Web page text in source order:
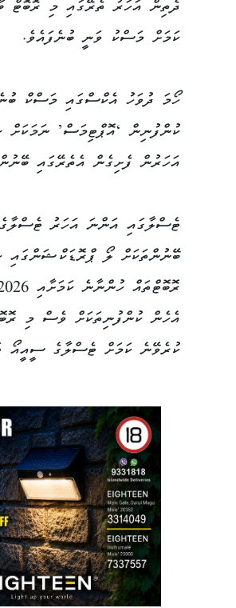
ދެތިން އަހަރު ތެރޭގައި މި ރޮބޮޓް
ކަމަށް މަސްކު ވަނީ ބުނެފައެވެ.
ހޯމަ ދުވަހު އެކްސްގައި މަސްކް
ކުންފުނިން ‘އޮޕްޓިމަސް’
އަހަރުން ފެށިގެން އެތެރޭގައި
ޓެސްލާގައި އަންނަ އަހަރު
ބޭނުންތަކަށް ލޯ ޕްރޮޑަކްޝަންގައި
އެހެން ކުންފުނިތަކަށް ވެސް މި
ކުރެވޭނެ ކަމަށް ޓެސްލާގެ ސީއީއޯ